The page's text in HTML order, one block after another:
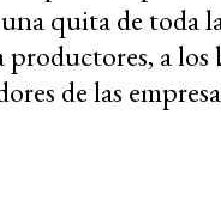
quita de toda
a
de las